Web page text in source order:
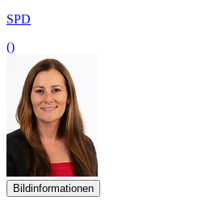
SPD
()
Bildinformationen